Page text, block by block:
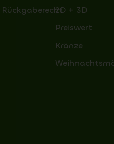
Rückgaberecht2D + 3D
Preiswert
Kränze